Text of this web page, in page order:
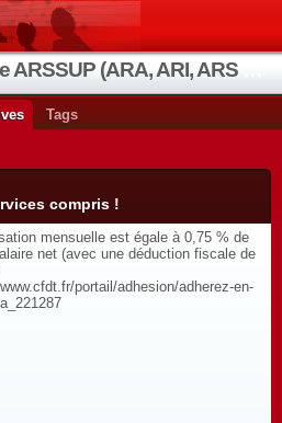
Tags
compris !
mensuelle est égale à 0,75 % de
net (avec une déduction fiscale de
portail/adhesion/adherez-en-